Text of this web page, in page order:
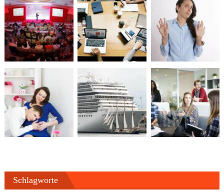
Schlagworte